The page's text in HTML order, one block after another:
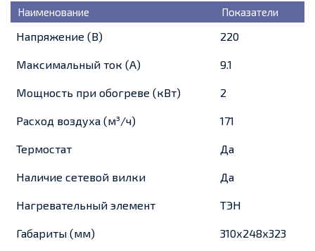
Наименование Показатели
Напряжение (В) 220
Максимальный ток (А) 9.1
Мощность при обогреве (кВт) 2
Расход воздуха (м³/ч) 171
Термостат Да
Наличие сетевой вилки Да
Нагревательный элемент ТЭН
Габариты (мм) 310х248х323